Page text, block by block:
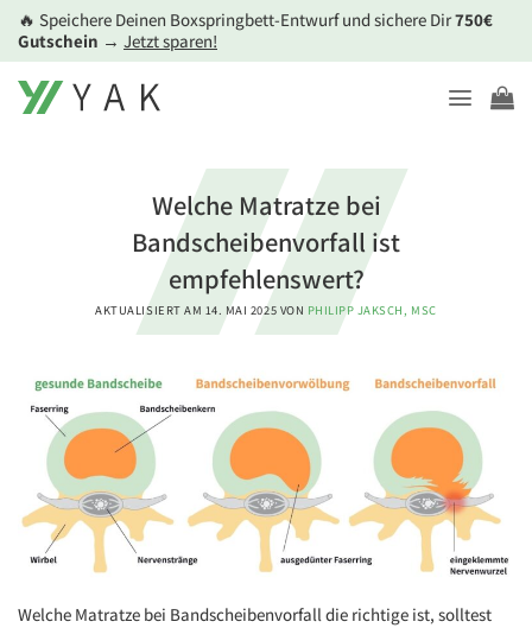
Zum
Inhalt
springen
🔥 Speichere Deinen Boxspringbett-Entwurf und sichere Dir750€
Gutschein → Jetzt sparen!
Welche Matratze bei
Bandscheibenvorfall ist
empfehlenswert?
AKTUALISIERT AM 14. MAI 2025 VON PHILIPP JAKSCH, MSC
Welche Matratze bei Bandscheibenvorfall die richtige ist, solltest